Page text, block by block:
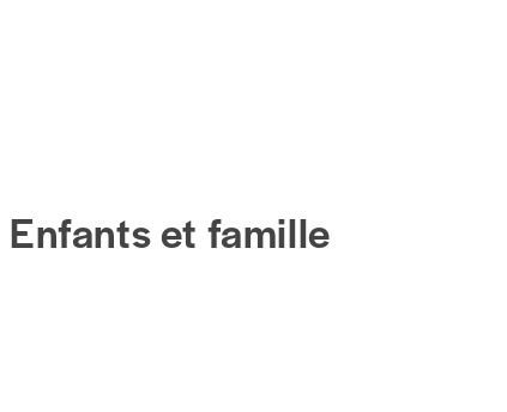
Enfants et famille